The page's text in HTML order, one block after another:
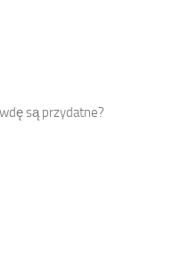
są przydatne?